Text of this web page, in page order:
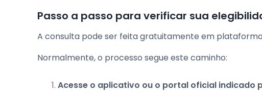
Passo a passo para verificar sua
A consulta pode ser feita gratuitamente em
Normalmente, o processo segue este caminho:
Acesse o aplicativo ou o portal oficial indicado